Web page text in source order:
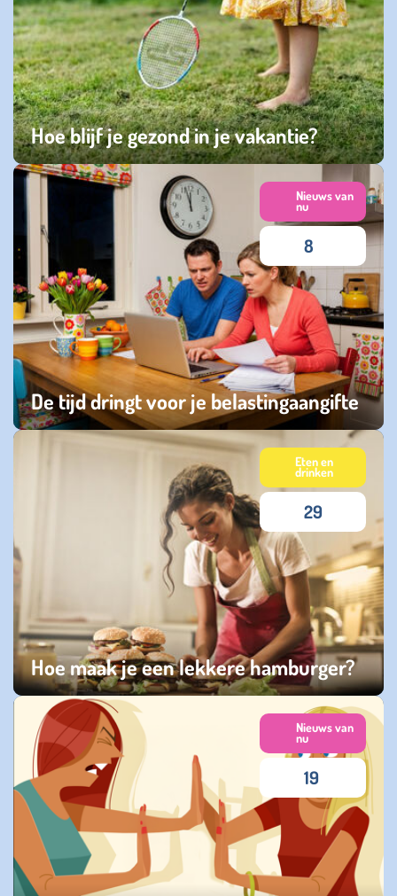
Hoe blijf je gezond in je vakantie?
maandag 20 juli 2026
De tijd dringt voor je belastingaangifte
dinsdag 28 april 2026
Nieuws van
nu
8
Hoe maak je een lekkere hamburger?
donderdag 29 januari 2026
Eten en
drinken
29
Nieuws van
nu
19